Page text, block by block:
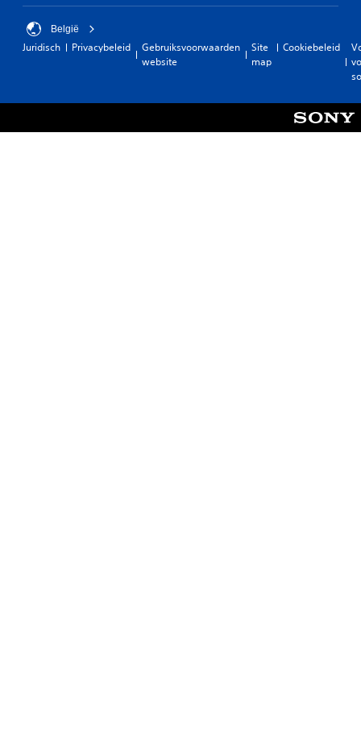
België
Juridisch Privacybeleid
Gebruiksvoorwaarden
website
Site
map
Cookiebeleid